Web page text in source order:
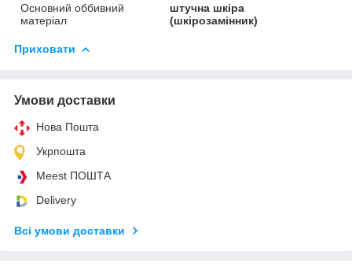
Основний оббивний
матеріал
штучна шкіра
(шкірозамінник)
Приховати
Умови доставки
Нова Пошта
Укрпошта
Meest ПОШТА
Delivery
Всі умови доставки